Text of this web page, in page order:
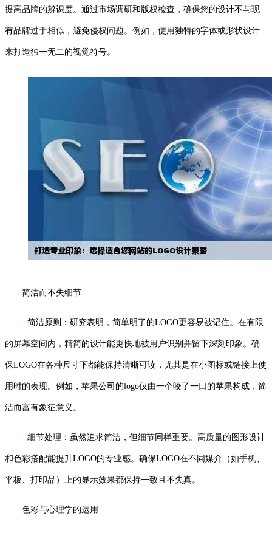
提高品牌的辨识度。通过市场调研和版权检查，确保您的设计不与现
有品牌过于相似，避免侵权问题。例如，使用独特的字体或形状设计
来打造独一无二的视觉符号。
简洁而不失细节
- 简洁原则：研究表明，简单明了的LOGO更容易被记住。在有限
的屏幕空间内，精简的设计能更快地被用户识别并留下深刻印象。确
保LOGO在各种尺寸下都能保持清晰可读，尤其是在小图标或链接上使
用时的表现。例如，苹果公司的logo仅由一个咬了一口的苹果构成，简
洁而富有象征意义。
- 细节处理：虽然追求简洁，但细节同样重要。高质量的图形设计
和色彩搭配能提升LOGO的专业感。确保LOGO在不同媒介（如手机、
平板、打印品）上的显示效果都保持一致且不失真。
色彩与心理学的运用